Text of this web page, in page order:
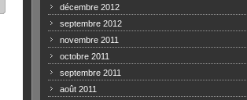
décembre 2012
septembre 2012
novembre 2011
octobre 2011
septembre 2011
août 2011